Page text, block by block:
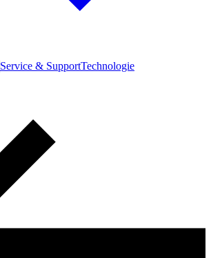
Service & SupportTechnologie